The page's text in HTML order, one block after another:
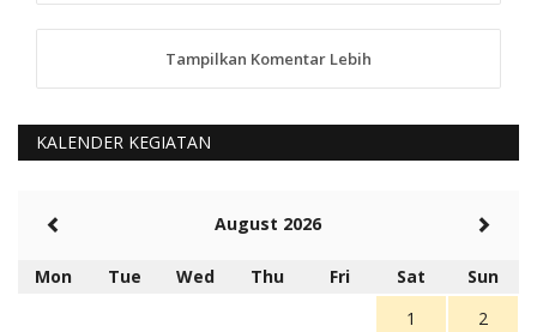
anggy (anakkaos@gmail.com)
Kami perantu bisa baca langsung terkait Pilkada Sumba
5 tahun Yang lalu
Rambu (rambu03@gmail.com)
Berita Polres Sumba Barat Mantap
5 tahun Yang lalu
Balas
16
Tampilkan Komentar Lebih
KALENDER KEGIATAN
August 2026
Mon Tue Wed Thu Fri Sat
Sun
1
2